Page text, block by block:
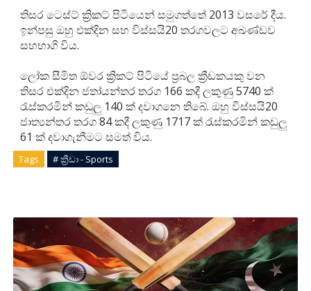
තිසර ටෙස්ට් ක්‍රිකට් පිටියෙන් සමුගත්තේ ‍2013 වසරේ දීය.
ඉන්පසු ඔහු එක්දින සහ විස්සයි20 තරගවලට අඛණ්ඩව
සහභාගි විය.
ලෝක සීමිත ඕවර ක්‍රිකට් පිටියේ ප්‍රබල ක්‍රීඩකයකු වන
තිසර එක්දින ජතා්‍යන්තර තරග 166 කදී ලකුණු 5740 ක්
රැස්කරමින් කඩුලු 140 ක් දවාගනෙ තිබේ. ඔහු විස්සයි20
ජාත්‍යන්තර තරග 84 කදී ලකුණු 1717 ක් රැස්කරමින් කඩුලු
61 ක් දවාගැනීමට සමත් විය.
Tags # ක්‍රීඩා - Sports